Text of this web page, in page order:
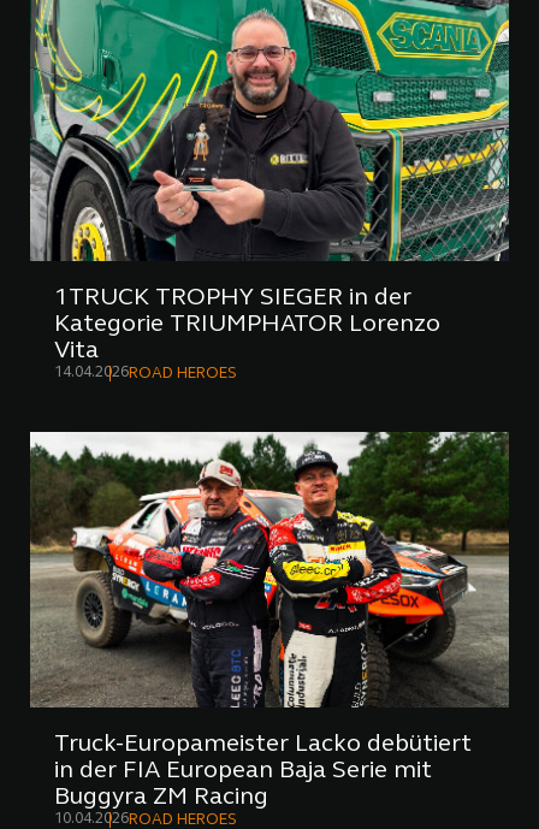
1TRUCK TROPHY SIEGER in der
Kategorie TRIUMPHATOR Lorenzo
Vita
14.04.2026ROAD HEROES
Truck-Europameister Lacko debütiert
in der FIA European Baja Serie mit
Buggyra ZM Racing
10.04.2026ROAD HEROES